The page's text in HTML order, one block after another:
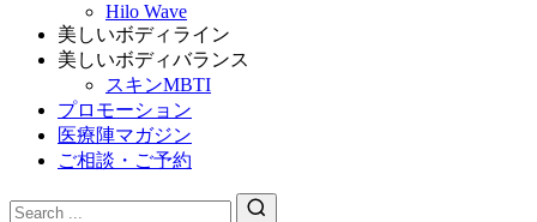
Hilo Wave
美しいボディライン
美しいボディバランス
スキンMBTI
プロモーション
医療陣マガジン
ご相談・ご予約